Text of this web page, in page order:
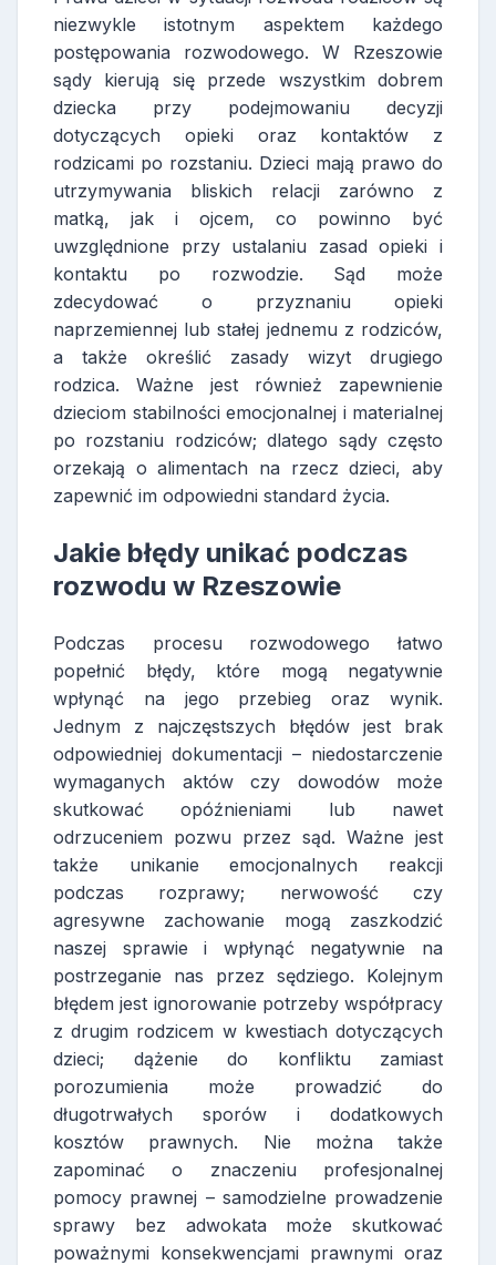
niezwykle istotnym aspektem każdego
postępowania rozwodowego. W Rzeszowie
sądy kierują się przede wszystkim dobrem
dziecka przy podejmowaniu decyzji
dotyczących opieki oraz kontaktów z
rodzicami po rozstaniu. Dzieci mają prawo do
utrzymywania bliskich relacji zarówno z
matką, jak i ojcem, co powinno być
uwzględnione przy ustalaniu zasad opieki i
kontaktu po rozwodzie. Sąd może
zdecydować o przyznaniu opieki
naprzemiennej lub stałej jednemu z rodziców,
a także określić zasady wizyt drugiego
rodzica. Ważne jest również zapewnienie
dzieciom stabilności emocjonalnej i materialnej
po rozstaniu rodziców; dlatego sądy często
orzekają o alimentach na rzecz dzieci, aby
zapewnić im odpowiedni standard życia.
Jakie błędy unikać podczas
rozwodu w Rzeszowie
Podczas procesu rozwodowego łatwo
popełnić błędy, które mogą negatywnie
wpłynąć na jego przebieg oraz wynik.
Jednym z najczęstszych błędów jest brak
odpowiedniej dokumentacji – niedostarczenie
wymaganych aktów czy dowodów może
skutkować opóźnieniami lub nawet
odrzuceniem pozwu przez sąd. Ważne jest
także unikanie emocjonalnych reakcji
podczas rozprawy; nerwowość czy
agresywne zachowanie mogą zaszkodzić
naszej sprawie i wpłynąć negatywnie na
postrzeganie nas przez sędziego. Kolejnym
błędem jest ignorowanie potrzeby współpracy
z drugim rodzicem w kwestiach dotyczących
dzieci; dążenie do konfliktu zamiast
porozumienia może prowadzić do
długotrwałych sporów i dodatkowych
kosztów prawnych. Nie można także
zapominać o znaczeniu profesjonalnej
pomocy prawnej – samodzielne prowadzenie
sprawy bez adwokata może skutkować
poważnymi konsekwencjami prawnymi oraz